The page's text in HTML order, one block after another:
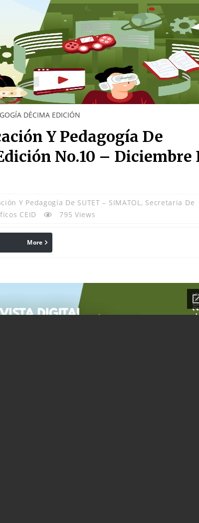
DÉCIMA EDICIÓN
Y Pedagogía De
No.10 – Diciembre
Y Pedagogía De SUTET – SIMATOL, Secretaria De
CEID
795 Views
Print
More